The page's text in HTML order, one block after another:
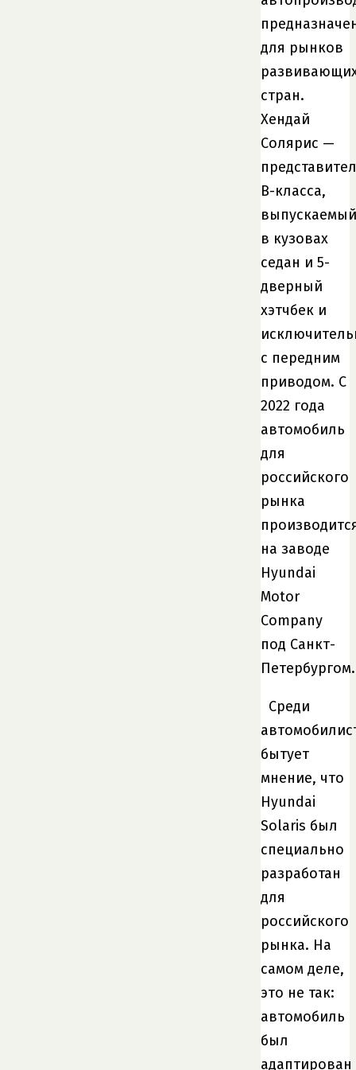
для рынков
стран.
Хендай
Солярис —
B-класса,
выпускаемый
в кузовах
седан и 5-
дверный
хэтчбек и
с передним
приводом. С
2022 года
автомобиль
для
российского
рынка
на заводе
Hyundai
Motor
Company
под Санкт-
Петербургом.
Среди
бытует
мнение, что
Hyundai
Solaris был
специально
разработан
для
российского
рынка. На
самом деле,
это не так:
автомобиль
был
адаптирован